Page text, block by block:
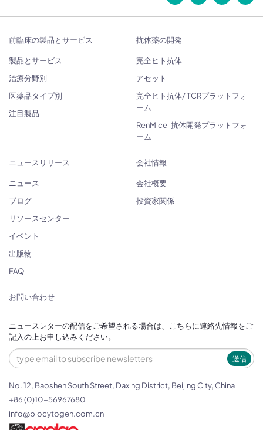
前臨床の製品とサービス
製品とサービス
治療分野別
医薬品タイプ別
注目製品
抗体薬の開発
完全ヒト抗体
アセット
完全ヒト抗体/ TCRプラットフォ
ーム
RenMice-抗体開発プラットフォ
ーム
ニュースリリース
ニュース
ブログ
リソースセンター
イベント
出版物
FAQ
会社情報
会社概要
投資家関係
お問い合わせ
ニュースレターの配信をご希望される場合は、こちらに連絡先情報をご
記入の上お申し込みください。
送信
No. 12, Baoshen South Street, Daxing District, Beijing City, China
+86 (0)10-56967680
info@biocytogen.com.cn